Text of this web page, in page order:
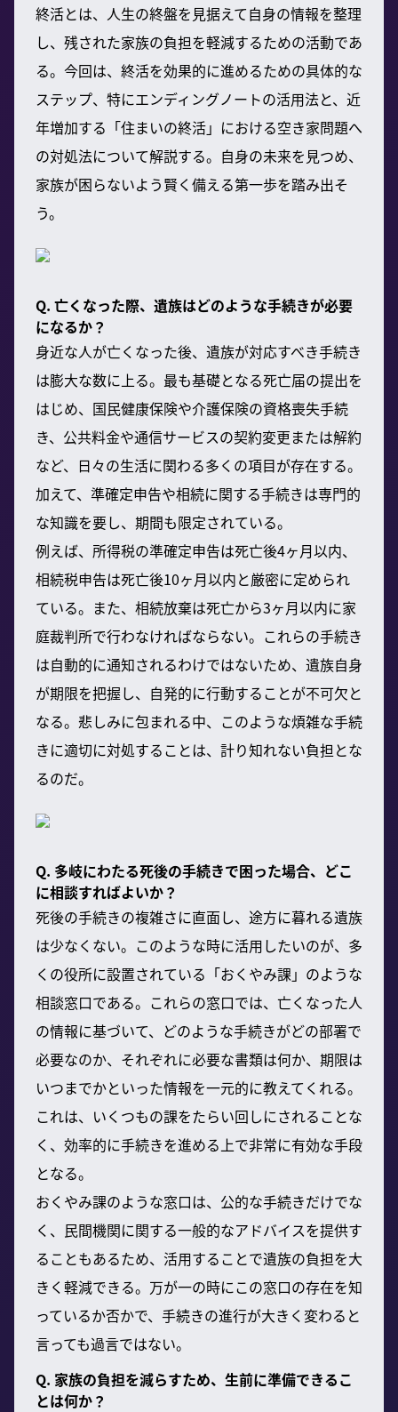
終活とは、人生の終盤を見据えて自身の情報を整理
し、残された家族の負担を軽減するための活動であ
る。今回は、終活を効果的に進めるための具体的な
ステップ、特にエンディングノートの活用法と、近
年増加する「住まいの終活」における空き家問題へ
の対処法について解説する。自身の未来を見つめ、
家族が困らないよう賢く備える第一歩を踏み出そ
う。
Q. 亡くなった際、遺族はどのような手続きが必要
になるか？
身近な人が亡くなった後、遺族が対応すべき手続き
は膨大な数に上る。最も基礎となる死亡届の提出を
はじめ、国民健康保険や介護保険の資格喪失手続
き、公共料金や通信サービスの契約変更または解約
など、日々の生活に関わる多くの項目が存在する。
加えて、準確定申告や相続に関する手続きは専門的
な知識を要し、期間も限定されている。
例えば、所得税の準確定申告は死亡後4ヶ月以内、
相続税申告は死亡後10ヶ月以内と厳密に定められ
ている。また、相続放棄は死亡から3ヶ月以内に家
庭裁判所で行わなければならない。これらの手続き
は自動的に通知されるわけではないため、遺族自身
が期限を把握し、自発的に行動することが不可欠と
なる。悲しみに包まれる中、このような煩雑な手続
きに適切に対処することは、計り知れない負担とな
るのだ。
Q. 多岐にわたる死後の手続きで困った場合、どこ
に相談すればよいか？
死後の手続きの複雑さに直面し、途方に暮れる遺族
は少なくない。このような時に活用したいのが、多
くの役所に設置されている「おくやみ課」のような
相談窓口である。これらの窓口では、亡くなった人
の情報に基づいて、どのような手続きがどの部署で
必要なのか、それぞれに必要な書類は何か、期限は
いつまでかといった情報を一元的に教えてくれる。
これは、いくつもの課をたらい回しにされることな
く、効率的に手続きを進める上で非常に有効な手段
となる。
おくやみ課のような窓口は、公的な手続きだけでな
く、民間機関に関する一般的なアドバイスを提供す
ることもあるため、活用することで遺族の負担を大
きく軽減できる。万が一の時にこの窓口の存在を知
っているか否かで、手続きの進行が大きく変わると
言っても過言ではない。
Q. 家族の負担を減らすため、生前に準備できるこ
とは何か？